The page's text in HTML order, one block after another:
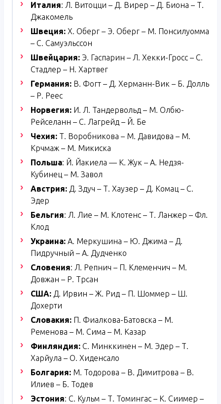
Италия: Л. Витоцци – Д. Вирер – Д. Биона – Т.
Джакомель
Швеция: Х. Оберг – Э. Оберг – М. Понсилуомма
– С. Самуэльссон
Швейцария: Э. Гаспарин – Л. Хекки-Гросс – С.
Стадлер – Н. Хартвег
Германия: В. Фогт – Д. Херманн-Вик – Б. Долль
– Р. Реес
Норвегия: И. Л. Тандервольд – М. Олбю-
Рейселанн – С. Лагрейд – Й. Бе
Чехия: Т. Воробникова – М. Давидова – М.
Крчмаж – М. Микиска
Польша: Й. Йакиела — К. Жук – А. Недзя-
Кубинец – М. Завол
Австрия: Д. Здуч – Т. Хаузер – Д. Комац – С.
Эдер
Бельгия: Л. Лие – М. Клотенс – Т. Ланжер – Фл.
Клод
Украина: А. Меркушина – Ю. Джима – Д.
Пидручный – А. Дудченко
Словения: Л. Репнич – П. Клеменчич – М.
Довжан – Р. Трсан
США: Д. Ирвин – Ж. Рид – П. Шоммер – Ш.
Дохерти
Словакия: П. Фиалкова-Батовска – М.
Ременова – М. Сима – М. Казар
Финляндия: С. Минккинен – М. Эдер – Т.
Харйула – О. Хиденсало
Болгария: М. Тодорова – В. Димитрова – В.
Илиев – Б. Тодев
Эстония: С. Кульм – Т. Томингас – К. Сиимер –